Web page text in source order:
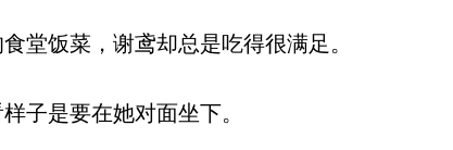
堂饭菜，谢鸢却总是吃得很满足。
子是要在她对面坐下。